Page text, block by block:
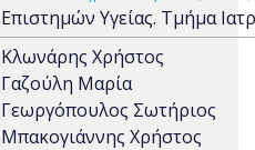
Επιστημών Υγείας. Τμήμα
Κλωνάρης Χρήστος
Γαζούλη Μαρία
Γεωργόπουλος Σωτήριος
Μπακογιάννης Χρήστος